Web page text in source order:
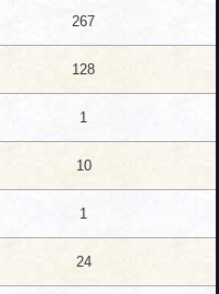
267
128
1
10
1
24